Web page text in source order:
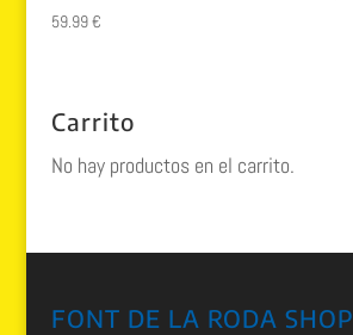
59.99€
Carrito
No hay productos en el carrito.
FONT DE LA RODA SHOP